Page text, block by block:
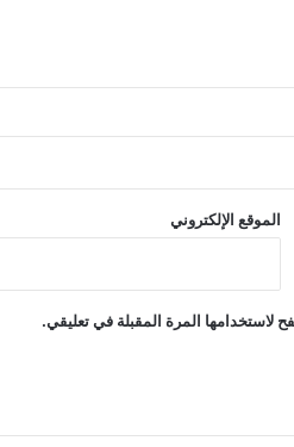
الموقع الإلكتروني
لاستخدامها المرة المقبلة في تعليقي.